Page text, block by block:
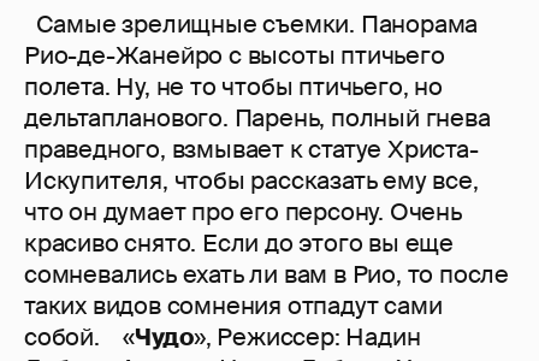
Самые зрелищные съемки. Панорама
Рио-де-Жанейро с высоты птичьего
полета. Ну, не то чтобы птичьего, но
дельтапланового. Парень, полный гнева
праведного, взмывает к статуе Христа-
Искупителя, чтобы рассказать ему все,
что он думает про его персону. Очень
красиво снято. Если до этого вы еще
сомневались ехать ли вам в Рио, то после
таких видов сомнения отпадут сами
собой. «Чудо», Режиссер: Надин